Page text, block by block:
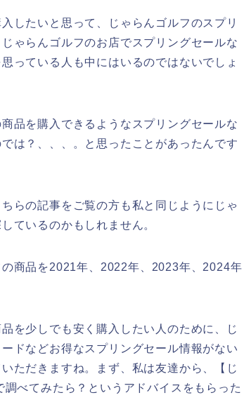
したいと思って、じゃらんゴルフのスプリ
ゃらんゴルフのお店でスプリングセールな
っている人も中にはいるのではないでしょ
品を購入できるようなスプリングセールな
は？、、、。と思ったことがあったんです
らの記事をご覧の方も私と同じようにじゃ
ているのかもしれません。
商品を2021年、2022年、2023年、2024年
を少しでも安く購入したい人のために、じ
ドなどお得なスプリングセール情報がない
ただきますね。まず、私は友達から、【じ
べてみたら？というアドバイスをもらった